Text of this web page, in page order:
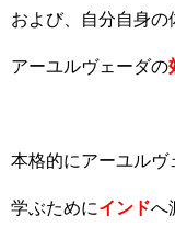
および、自分自身の
アーユルヴェーダの
本格的にアーユルヴ
学ぶためにインドへ